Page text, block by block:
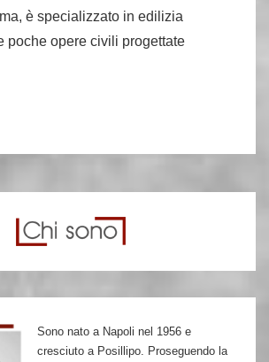
è specializzato in edilizia
poche opere civili progettate
Sono nato a Napoli nel 1956 e
cresciuto a Posillipo. Proseguendo la